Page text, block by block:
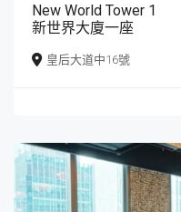
New World Tower 1
新世界大廈一座
皇后大道中16號